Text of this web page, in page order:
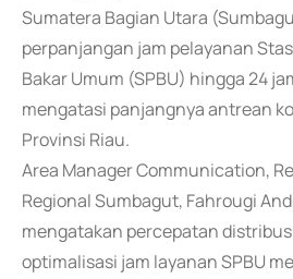
Sumatera Bagian Utara
perpanjangan jam pelayanan
Bakar Umum (SPBU) hingga 24
mengatasi panjangnya antrean
Provinsi Riau.
Area Manager Communication,
Regional Sumbagut, Fahrougi
mengatakan percepatan
optimalisasi jam layanan SPBU